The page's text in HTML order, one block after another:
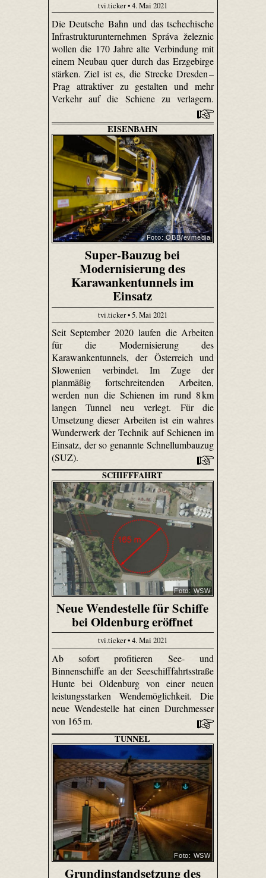
tvi.ticker • 4. Mai 2021
Die Deutsche Bahn und das tschechische
Infrastrukturunternehmen Správa železnic
wollen die 170 Jahre alte Verbindung mit
einem Neubau quer durch das Erzgebirge
stärken. Ziel ist es, die Strecke Dresden –
Prag attraktiver zu gestalten und mehr
Verkehr auf die Schiene zu verlagern.
EISENBAHN
Foto: ÖBB/evmedia
Super-Bauzug bei
Modernisierung des
Karawankentunnels im
Einsatz
tvi.ticker • 5. Mai 2021
Seit September 2020 laufen die Arbeiten
für die Modernisierung des
Karawankentunnels, der Österreich und
Slowenien verbindet. Im Zuge der
planmäßig fortschreitenden Arbeiten,
werden nun die Schienen im rund 8 km
langen Tunnel neu verlegt. Für die
Umsetzung dieser Arbeiten ist ein wahres
Wunderwerk der Technik auf Schienen im
Einsatz, der so genannte Schnellumbauzug
(SUZ).
SCHIFFFAHRT
Foto: WSW
Neue Wendestelle für Schiffe
bei Oldenburg eröffnet
tvi.ticker • 4. Mai 2021
Ab sofort profitieren See- und
Binnenschiffe an der Seeschifffahrtsstraße
Hunte bei Oldenburg von einer neuen
leistungsstarken Wendemöglichkeit. Die
neue Wendestelle hat einen Durchmesser
von 165 m.
TUNNEL
Foto: WSW
Grundinstandsetzung des